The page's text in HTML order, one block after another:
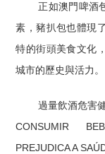
正如澳門啤酒
素，豬扒包也體現
特的街頭美食文化
城市的歷史與活力。
過量飲酒危害
CONSUMIR
PREJUDICA A